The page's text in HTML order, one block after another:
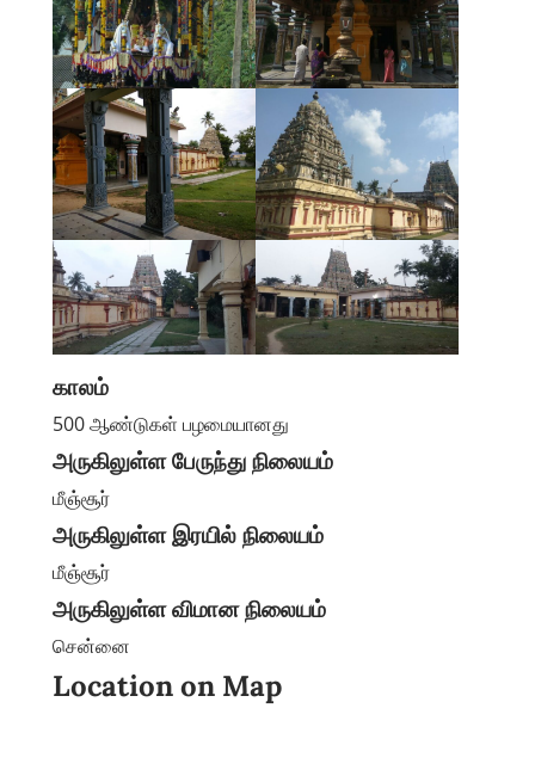
காலம்
500 ஆண்டுகள் பழமையானது
அருகிலுள்ள பேருந்து நிலையம்
மீஞ்சூர்
அருகிலுள்ள இரயில் நிலையம்
மீஞ்சூர்
அருகிலுள்ள விமான நிலையம்
சென்னை
Location on Map